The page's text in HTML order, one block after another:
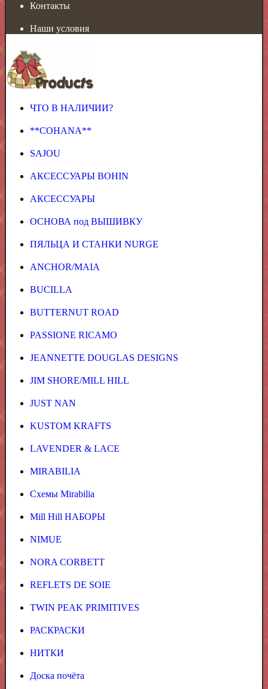
Контакты
Наши условия
ЧТО В НАЛИЧИИ?
**COHANA**
SAJOU
АКСЕССУАРЫ BOHIN
АКСЕССУАРЫ
ОСНОВА под ВЫШИВКУ
ПЯЛЬЦА И СТАНКИ NURGE
ANCHOR/MAIA
BUCILLA
BUTTERNUT ROAD
PASSIONE RICAMO
JEANNETTE DOUGLAS DESIGNS
JIM SHORE/MILL HILL
JUST NAN
KUSTOM KRAFTS
LAVENDER & LACE
MIRABILIA
Схемы Mirabilia
Mill Hill НАБОРЫ
NIMUE
NORA CORBETT
REFLETS DE SOIE
TWIN PEAK PRIMITIVES
РАСКРАСКИ
НИТКИ
Доска почёта